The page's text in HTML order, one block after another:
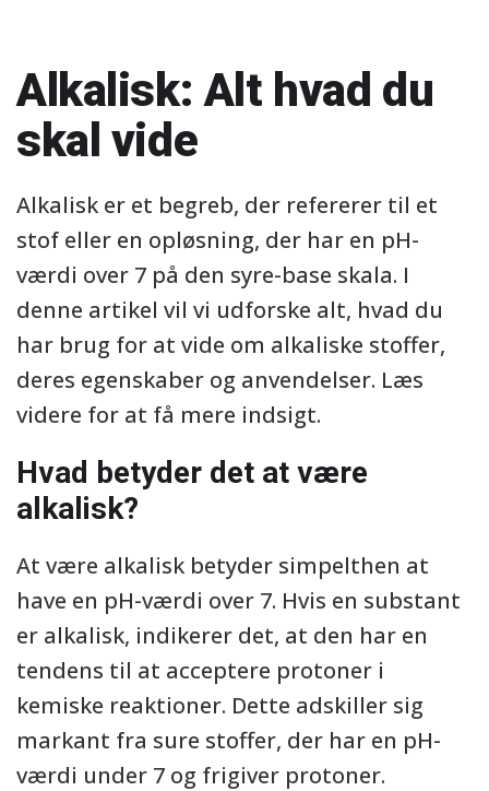
Alkalisk: Alt hvad du
skal vide
Alkalisk er et begreb, der refererer til et
stof eller en opløsning, der har en pH-
værdi over 7 på den syre-base skala. I
denne artikel vil vi udforske alt, hvad du
har brug for at vide om alkaliske stoffer,
deres egenskaber og anvendelser. Læs
videre for at få mere indsigt.
Hvad betyder det at være
alkalisk?
At være alkalisk betyder simpelthen at
have en pH-værdi over 7. Hvis en substant
er alkalisk, indikerer det, at den har en
tendens til at acceptere protoner i
kemiske reaktioner. Dette adskiller sig
markant fra sure stoffer, der har en pH-
værdi under 7 og frigiver protoner.